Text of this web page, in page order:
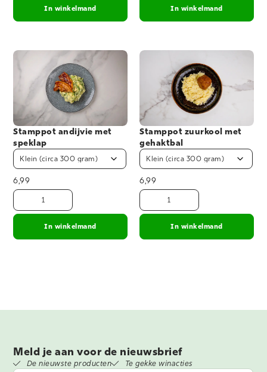
In winkelmand In winkelmand
Stamppot andijvie met
speklap
6,99
In winkelmand
Stamppot zuurkool met
gehaktbal
6,99
In winkelmand
Meld je aan voor de nieuwsbrief
De nieuwste producten Te gekke winacties